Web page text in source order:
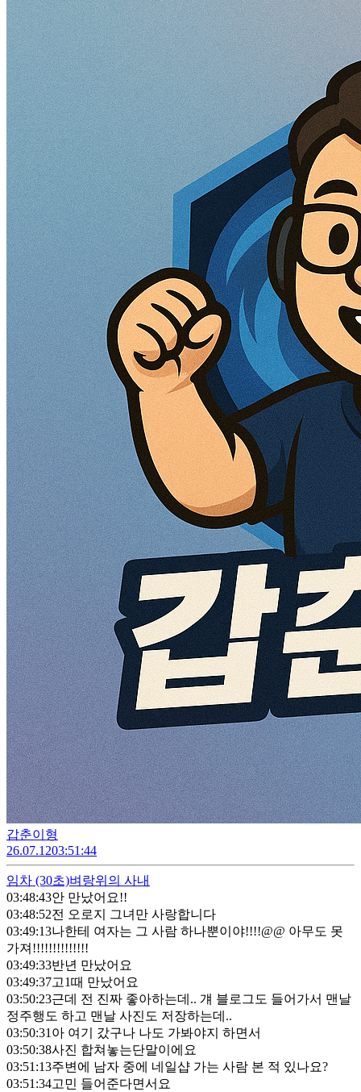
갑춘이형
26.07.1203:51:44
임차 (30초)벼랑위의 사내
03:48:43안 만났어요!!
03:48:52전 오로지 그녀만 사랑합니다
03:49:13나한테 여자는 그 사람 하나뿐이야!!!!@@ 아무도 못
가져!!!!!!!!!!!!!!
03:49:33반년 만났어요
03:49:37고1때 만났어요
03:50:23근데 전 진짜 좋아하는데.. 걔 블로그도 들어가서 맨날
정주행도 하고 맨날 사진도 저장하는데..
03:50:31 아 여기 갔구나 나도 가봐야지 하면서
03:50:38사진 합쳐놓는단말이에요
03:51:13주변에 남자 중에 네일샵 가는 사람 본 적 있나요?
03:51:34고민 들어준다면서요